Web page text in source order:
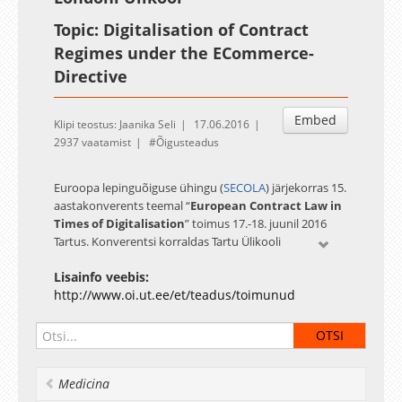
Topic: Digitalisation of Contract
Regimes under the ECommerce-
Directive
Embed
Klipi teostus: Jaanika Seli
17.06.2016
2937 vaatamist
Õigusteadus
Euroopa lepinguõiguse ühingu (SECOLA) järjekorras 15.
aastakonverents teemal “European Contract Law in
Times of Digitalisation” toimus 17.-18. juunil 2016
Tartus. Konverentsi korraldas Tartu Ülikooli
juhataja ja tsiviilõiguse professor Irene Kulliga.
juhatuse ettepanekul ühingu üldkoosolekul Oxfordis
2015. aasta juunis. Valik langes Eesti kasuks eelkõige
võimalusi innovaatiliselt kasutav riik.
Lisainfo veebis:
http://www.oi.ut.ee/et/teadus/toimunud
Medicina